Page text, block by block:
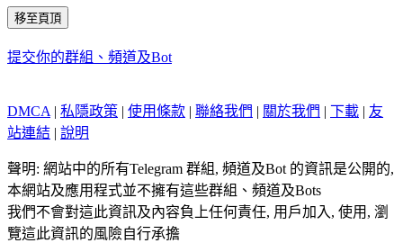
移至頁頂
提交你的群組、頻道及Bot
DMCA | 私隱政策 | 使用條款 | 聯絡我們 | 關於我們 | 下載 | 友
站連結 | 說明
聲明: 網站中的所有Telegram 群組, 頻道及Bot 的資訊是公開的,
本網站及應用程式並不擁有這些群組、頻道及Bots
我們不會對這此資訊及內容負上任何責任, 用戶加入, 使用, 瀏
覽這此資訊的風險自行承擔